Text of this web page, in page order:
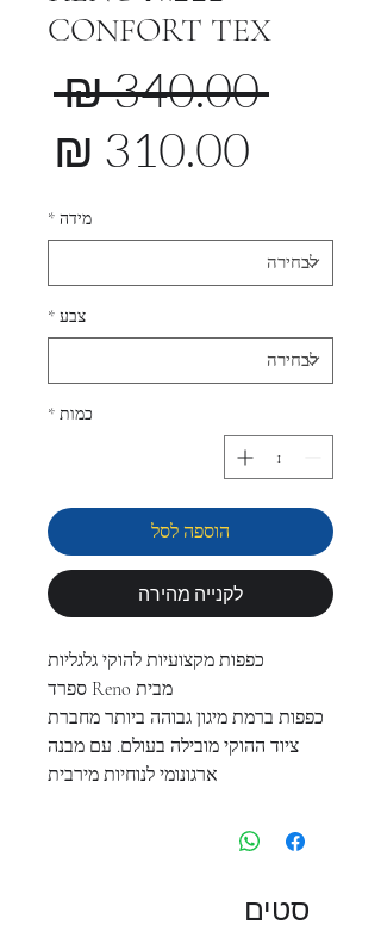
CONFORT TEX
‏340.00 ‏₪
מידה *
צבע *
כמות *
הוספה לסל
לקנייה מהירה
כפפות מקצועיות להוקי גלגליות
מבית Reno ספרד
כפפות ברמת מיגון גבוהה ביותר מחברת
ציוד ההוקי מובילה בעולם. עם מבנה
ארגונומי לנוחיות מירבית
סטים